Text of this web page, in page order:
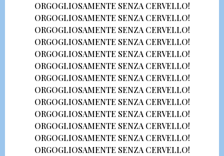
ORGOGLIOSAMENTE SENZA CERVELLO!
ORGOGLIOSAMENTE SENZA CERVELLO!
ORGOGLIOSAMENTE SENZA CERVELLO!
ORGOGLIOSAMENTE SENZA CERVELLO!
ORGOGLIOSAMENTE SENZA CERVELLO!
ORGOGLIOSAMENTE SENZA CERVELLO!
ORGOGLIOSAMENTE SENZA CERVELLO!
ORGOGLIOSAMENTE SENZA CERVELLO!
ORGOGLIOSAMENTE SENZA CERVELLO!
ORGOGLIOSAMENTE SENZA CERVELLO!
ORGOGLIOSAMENTE SENZA CERVELLO!
ORGOGLIOSAMENTE SENZA CERVELLO!
ORGOGLIOSAMENTE SENZA CERVELLO!